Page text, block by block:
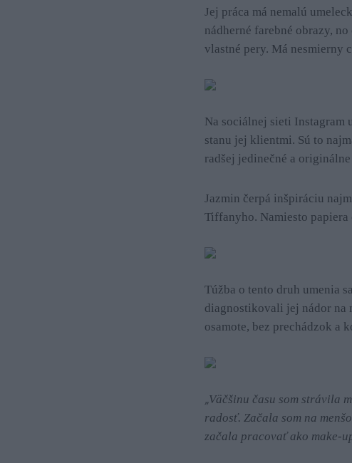
Jej práca má nemalú
nádherné farebné obrazy,
vlastné pery. Má nesmierny
Na sociálnej sieti Instagram
stanu jej klientmi. Sú to
radšej jedinečné a
Jazmin čerpá inšpiráciu
Tiffanyho. Namiesto
Túžba o tento druh umenia
diagnostikovali jej nádor na
osamote, bez prechádzok a
„Väčšinu času som strávila
radosť. Začala som na
začala pracovať ako make-